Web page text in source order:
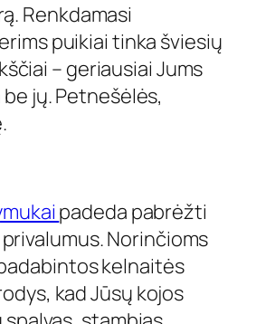
Renkdamasi
puikiai tinka šviesių
– geriausiai Jums
jų. Petnešėlės,
padeda pabrėžti
Norinčioms
kelnaitės
kad Jūsų kojos